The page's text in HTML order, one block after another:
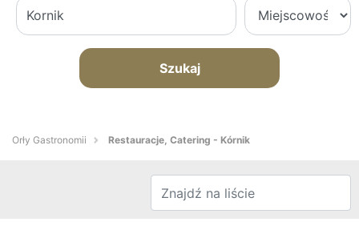
Szukaj
Orły Gastronomii Restauracje, Catering - Kórnik